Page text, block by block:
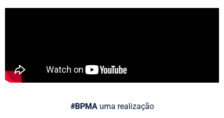
#BPMAuma realização